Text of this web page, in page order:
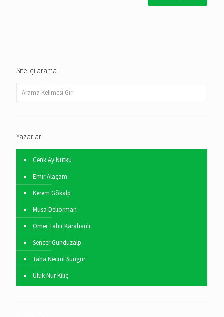
Site içi arama
Yazarlar
Cenk Ay Nutku
Emir Alaçam
Kerem Gökalp
Musa Deliorman
Ömer Tahir Karahanlı
Sencer Gündüzalp
Taha Necmi Sungur
Ufuk Nur Kılıç